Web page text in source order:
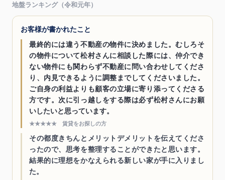
地盤ランキング（令和元年）
お客様が書かれたこと
最終的には違う不動産の物件に決めました。むしろそ
の物件について松村さんに相談した際には、仲介でき
ない物件にも関わらず不動産に問い合わせしてくださ
り、内見できるように調整までしてくださいました。
ご自身の利益よりも顧客の立場に寄り添ってくださる
方です。次に引っ越しをする際は必ず松村さんにお願
いしたいと思っています。
★★★★★ 賃貸をお探しの方
その都度きちんとメリットデメリットを伝えてくださ
ったので、思考を整理することができたと思います。
結果的に理想をかなえられる新しい家が手に入りまし
た。